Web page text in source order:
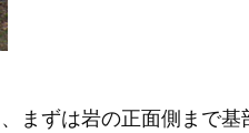
まずは岩の正面側まで